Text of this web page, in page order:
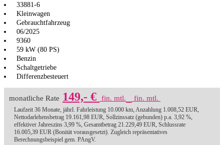
33881-6
Kleinwagen
Gebrauchtfahrzeug
06/2025
9360
59 kW (80 PS)
Benzin
Schaltgetriebe
Differenzbesteuert
monatliche Rate 149,- € fin. mtl. fin. mtl.
Laufzeit 36 Monate, jährl. Fahrleistung 10.000 km, Anzahlung 1.008,52 EUR,
Nettodarlehensbetrag 19.161,98 EUR, Sollzinssatz (gebunden) p.a. 3,92 %,
effektiver Jahreszins 3,99 %, Gesamtbetrag 21.229,49 EUR, Schlussrate
16.005,39 EUR (Bonität vorausgesetzt). Zugleich repräsentatives
Berechnungsbeispiel gem. PAngV.